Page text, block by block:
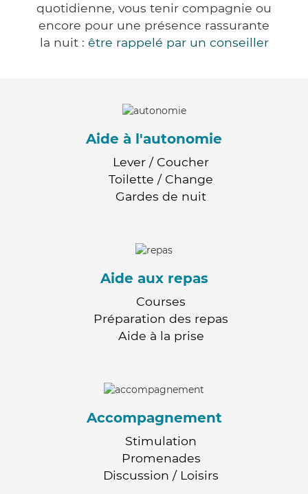
quotidienne, vous tenir compagnie ou
encore pour une présence rassurante
la nuit : être rappelé par un conseiller
Aide à l'autonomie
Lever / Coucher
Toilette / Change
Gardes de nuit
Aide aux repas
Courses
Préparation des repas
Aide à la prise
Accompagnement
Stimulation
Promenades
Discussion / Loisirs